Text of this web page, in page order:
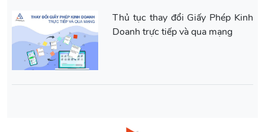
Thủ tục thay đổi Giấy Phép Kinh
Doanh trực tiếp và qua mạng